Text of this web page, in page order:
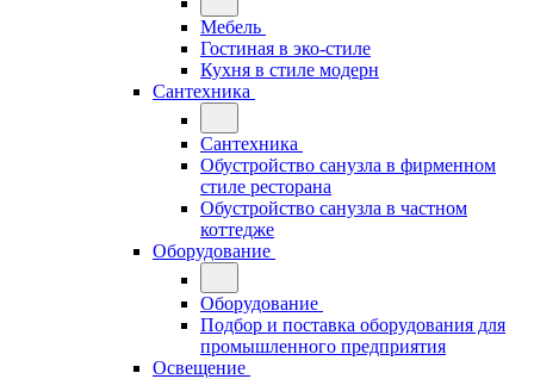
Мебель
Гостиная в эко-стиле
Кухня в стиле модерн
Сантехника
Сантехника
Обустройство санузла в фирменном
стиле ресторана
Обустройство санузла в частном
коттедже
Оборудование
Оборудование
Подбор и поставка оборудования для
промышленного предприятия
Освещение